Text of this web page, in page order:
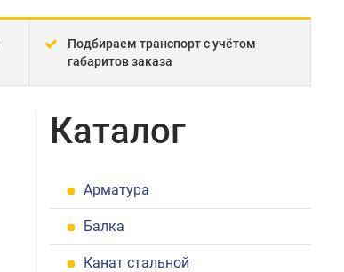
Подбираем транспорт с учётом
габаритов заказа
Каталог
Арматура
Балка
Канат стальной